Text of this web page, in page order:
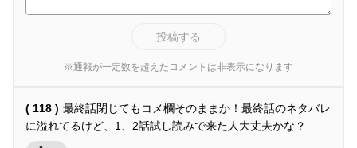
投稿する
※通報が一定数を超えたコメントは非表示になります
( 118 ) 最終話閉じてもコメ欄そのままか！最終話のネタバレ
に溢れてるけど、1、2話試し読みで来た人大丈夫かな？